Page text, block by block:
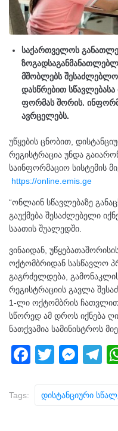
საქართველოს
მშობლებს
დასწრებით
ფორმას შორის.
ავრცელებს.
უწყების ცნობით,
რეგისტრაცია უნდა
საინფორმაციო სისტემის
https://online.emis.ge
“ონლაინ სწავლებაზე
გაუქმება შესაძლებელი
საათის შუალედში.
ვინაიდან,
ოქტომბრიდან სასწავლო
გაგრძელდება,
რეგისტრაციის გავლა
1-ლი ოქტომბრის ჩათვლით
სწორედ ამ დროს იქნება
ნათქვამია სამინისტროს
F
T
tt
M
ss
T
e
Tags: Დისტანციური